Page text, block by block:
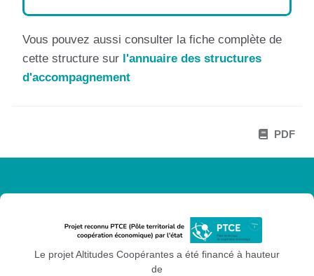
Vous pouvez aussi consulter la fiche complète de
cette structure sur l'annuaire des structures
d'accompagnement
PDF
Le projet Altitudes Coopérantes a été financé à hauteur
de